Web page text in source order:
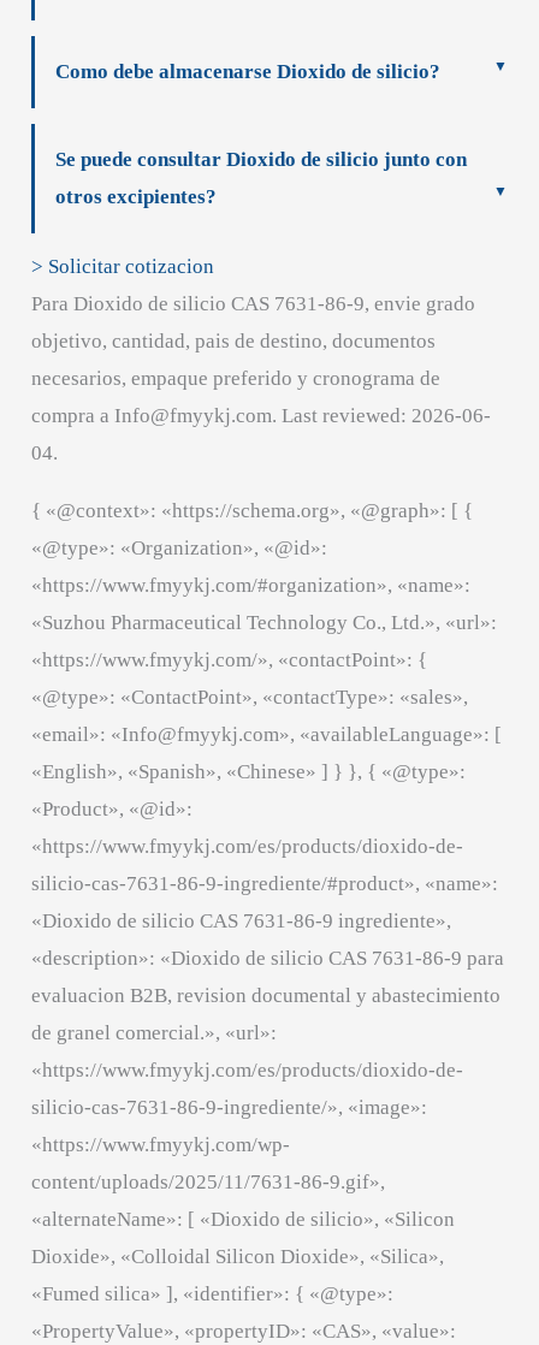
Como debe almacenarse Dioxido de silicio?
Se puede consultar Dioxido de silicio junto con
otros excipientes?
> Solicitar cotizacion
Para Dioxido de silicio CAS 7631-86-9, envie grado
objetivo, cantidad, pais de destino, documentos
necesarios, empaque preferido y cronograma de
compra a Info@fmyykj.com. Last reviewed: 2026-06-
04.
{ «@context»: «https://schema.org», «@graph»: [ {
«@type»: «Organization», «@id»:
«https://www.fmyykj.com/#organization», «name»:
«Suzhou Pharmaceutical Technology Co., Ltd.», «url»:
«https://www.fmyykj.com/», «contactPoint»: {
«@type»: «ContactPoint», «contactType»: «sales»,
«email»: «Info@fmyykj.com», «availableLanguage»: [
«English», «Spanish», «Chinese» ] } }, { «@type»:
«Product», «@id»:
«https://www.fmyykj.com/es/products/dioxido-de-
silicio-cas-7631-86-9-ingrediente/#product», «name»:
«Dioxido de silicio CAS 7631-86-9 ingrediente»,
«description»: «Dioxido de silicio CAS 7631-86-9 para
evaluacion B2B, revision documental y abastecimiento
de granel comercial.», «url»:
«https://www.fmyykj.com/es/products/dioxido-de-
silicio-cas-7631-86-9-ingrediente/», «image»:
«https://www.fmyykj.com/wp-
content/uploads/2025/11/7631-86-9.gif»,
«alternateName»: [ «Dioxido de silicio», «Silicon
Dioxide», «Colloidal Silicon Dioxide», «Silica»,
«Fumed silica» ], «identifier»: { «@type»:
«PropertyValue», «propertyID»: «CAS», «value»: